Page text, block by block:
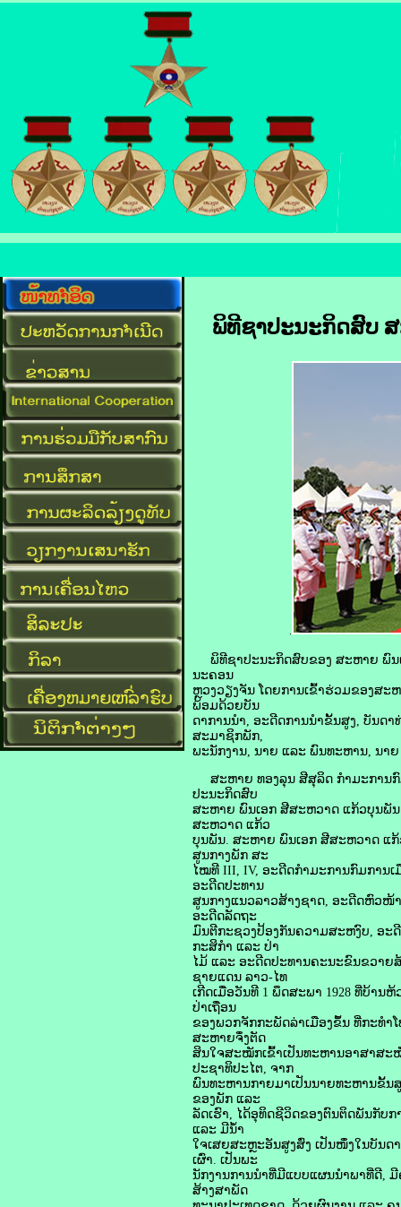
ພິທີຊາປະນະກິດສົບ
.
ພິທີຊາປະນະກິດສົບຂອງ ສະຫາຍ ພົນເ
ນະຄອນ
ຫຼວງວຽງຈັນ ໂດຍການເຂົ້າຮ່ວມຂອງສະ
ພ້ອມດ້ວຍບັນ
ດາການນຳ, ອະດີດການນຳຂັ້ນສູງ, ບັນດ
ສະມາຊິກພັກ,
ພະນັກງານ, ນາຍ ແລະ ພົນທະຫານ, ນາ
ສະຫາຍ ທອງລຸນ ສີສຸລິດ ກຳມະການກົ
ປະນະກິດສົບ
ສະຫາຍ ພົນເອກ ສີສະຫວາດ ແກ້ວບຸນພັ
ສະຫວາດ ແກ້ວ
ບຸນພັນ. ສະຫາຍ ພົນເອກ ສີສະຫວາດ ແ
ສູນກາງພັກ ສະ
ໄໝທີ III, IV, ອະດີດກໍາມະການກົມການ
ອະດີດປະທານ
ສູນກາງແນວລາວສ້າງຊາດ, ອະດີດຫົວໜ້
ອະດີດລັດຖະ
ມົນຕີກະຊວງປ້ອງກັນຄວາມສະຫງົບ, ອະ
ກະສິກໍາ ແລະ ປ່າ
ໄມ້ ແລະ ອະດີດປະທານຄະນະຂົນຂວາ
ຊາຍແດນ ລາວ-ໄທ
ເກີດເມື່ອວັນທີ 1 ພຶດສະພາ 1928 ທີ່ບ້າ
ປ່າເຖື່ອນ
ຂອງພວກຈັກກະພັດລ່າເມືອງຂຶ້ນ ທີ່ກະທ
ສະຫາຍຈຶ່ງຕັດ
ສິນໃຈສະໝັກເຂົ້າເປັນທະຫານອາສາສະ
ປະຊາທິປະໄຕ, ຈາກ
ພົນທະຫານກາຍມາເປັນນາຍທະຫານຂັ້ນ
ຂອງພັກ ແລະ
ລັດເຮົາ, ໄດ້ອຸທິດຊີວິດຂອງຕົນຕິດພັນກັບ
ແລະ ມີນ້ຳ
ໃຈເສຍສະຫຼະອັນສູງສົ່ງ ເປັນໜຶ່ງໃນບັນດ
ເຜົ່າ. ເປັນພະ
ນັກງານການນຳທີ່ມີແບບແຜນນຳພາທີ່ດີ,
ສ້າງສາພັດ